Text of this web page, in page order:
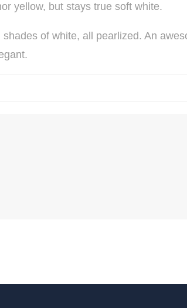
yellow, but stays true soft white.
of white, all pearlized. An